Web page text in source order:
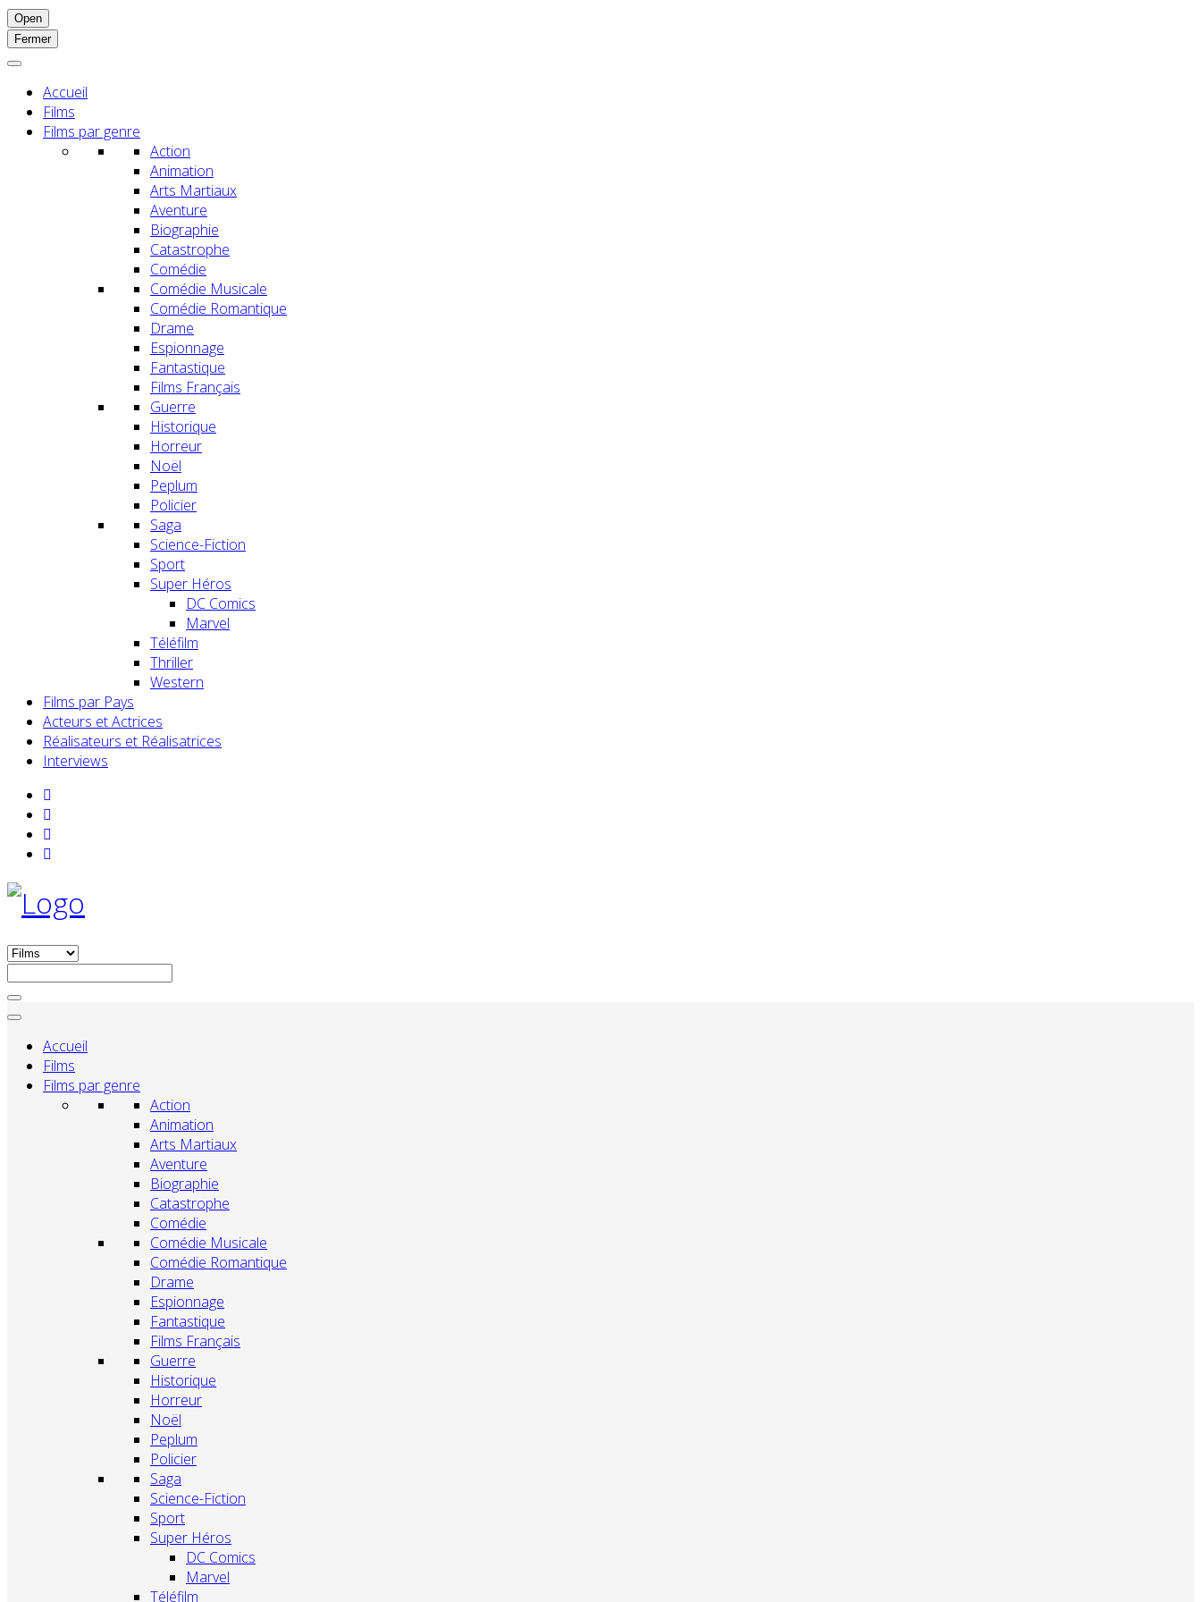
Open
Fermer
Accueil
Films
Films par genre
Action
Animation
Arts Martiaux
Aventure
Biographie
Catastrophe
Comédie
Comédie Musicale
Comédie Romantique
Drame
Espionnage
Fantastique
Films Français
Guerre
Historique
Horreur
Noël
Peplum
Policier
Saga
Science-Fiction
Sport
Super Héros
DC Comics
Marvel
Téléfilm
Thriller
Western
Films par Pays
Acteurs et Actrices
Réalisateurs et Réalisatrices
Interviews
Accueil
Films
Films par genre
Action
Animation
Arts Martiaux
Aventure
Biographie
Catastrophe
Comédie
Comédie Musicale
Comédie Romantique
Drame
Espionnage
Fantastique
Films Français
Guerre
Historique
Horreur
Noël
Peplum
Policier
Saga
Science-Fiction
Sport
Super Héros
DC Comics
Marvel
Téléfilm